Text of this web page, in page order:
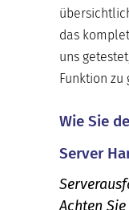
das
uns
Funktion zu
Wie Sie
Server
Achten